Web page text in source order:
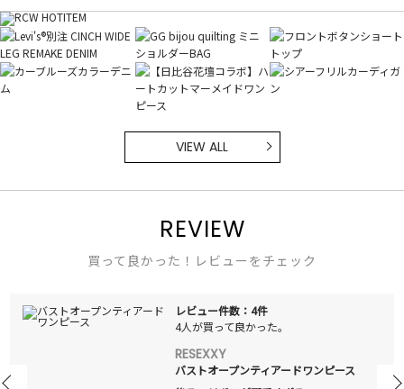
VIEW ALL
REVIEW
買って良かった！レビューをチェック
レビュー件数：4件
4人が買って良かった。
RESEXXY
バストオープンティアードワンピース